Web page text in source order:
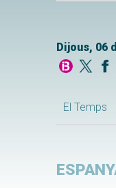
Dijous, 06
El Temps